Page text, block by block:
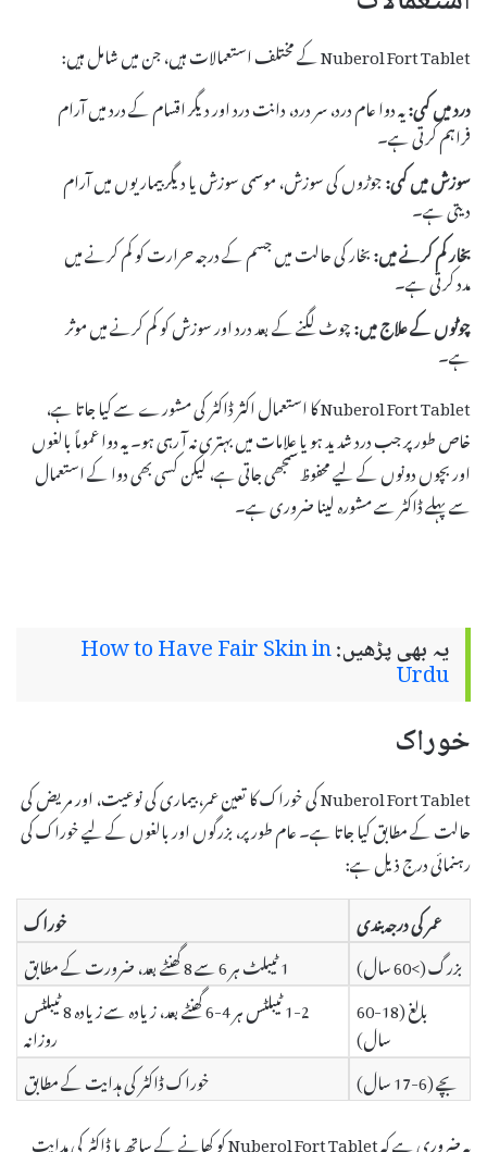
Nuberol Fort Tablet کے مختلف استعمالات ہیں، جن میں شامل ہیں:
درد میں کمی:یہ دوا عام درد، سر درد، دانت درد اور دیگر اقسام کے درد میں آرام
فراہم کرتی ہے۔
سوزش میں کمی:جوڑوں کی سوزش، موسمی سوزش یا دیگر بیماریوں میں آرام
دیتی ہے۔
بخار کم کرنے میں:بخار کی حالت میں جسم کے درجہ حرارت کو کم کرنے میں
مدد کرتی ہے۔
چوٹوں کے علاج میں:چوٹ لگنے کے بعد درد اور سوزش کو کم کرنے میں موثر
ہے۔
Nuberol Fort Tablet کا استعمال اکثر ڈاکٹر کی مشورے سے کیا جاتا ہے،
خاص طور پر جب درد شدید ہو یا علامات میں بہتری نہ آ رہی ہو۔ یہ دوا عموماً بالغوں
اور بچوں دونوں کے لیے محفوظ سمجھی جاتی ہے، لیکن کسی بھی دوا کے استعمال
سے پہلے ڈاکٹر سے مشورہ لینا ضروری ہے۔
یہ بھی پڑھیں:How to Have Fair Skin in
Urdu
خوراک
Nuberol Fort Tablet کی خوراک کا تعین عمر، بیماری کی نوعیت، اور مریض کی
حالت کے مطابق کیا جاتا ہے۔ عام طور پر، بزرگوں اور بالغوں کے لیے خوراک کی
رہنمائی درج ذیل ہے:
عمر کی درجہ بندی
خوراک
بزرگ (>60 سال)
1 ٹیبلٹ ہر 6 سے 8 گھنٹے بعد، ضرورت کے مطابق
بالغ (18-60
سال)
1-2 ٹیبلٹس ہر 4-6 گھنٹے بعد، زیادہ سے زیادہ 8 ٹیبلٹس
روزانہ
بچے (6-17 سال)
خوراک ڈاکٹر کی ہدایت کے مطابق
یہ ضروری ہے کہ Nuberol Fort Tablet کو کھانے کے ساتھ یا ڈاکٹر کی ہدایت